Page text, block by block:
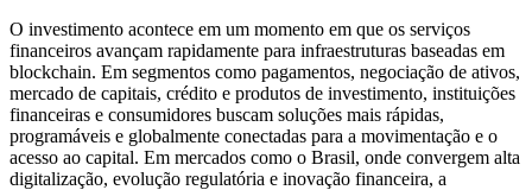
O investimento acontece em um momento em que os serviços
financeiros avançam rapidamente para infraestruturas baseadas em
blockchain. Em segmentos como pagamentos, negociação de ativos,
mercado de capitais, crédito e produtos de investimento, instituições
financeiras e consumidores buscam soluções mais rápidas,
programáveis e globalmente conectadas para a movimentação e o
acesso ao capital. Em mercados como o Brasil, onde convergem alta
digitalização, evolução regulatória e inovação financeira, a